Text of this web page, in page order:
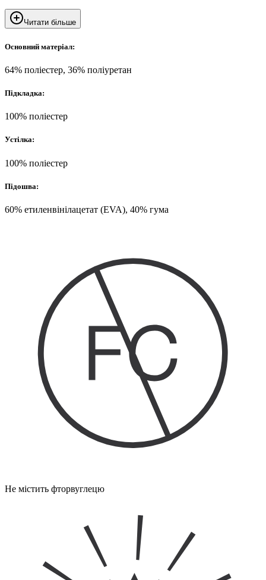
Читати більше
Основний матеріал:
64% поліестер, 36% поліуретан
Підкладка:
100% поліестер
Устілка:
100% поліестер
Підошва:
60% етиленвінілацетат (EVA), 40% гума
Не містить фторвуглецю